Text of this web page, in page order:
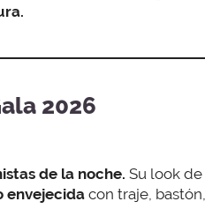
2026
de la noche. Su look
envejecidacon traje,